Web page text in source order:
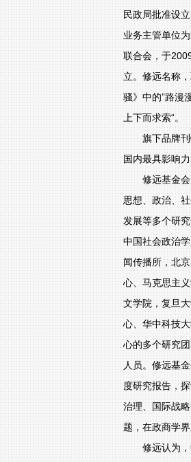
民政局批准设
业务主管单位
联合会，于
立。修远名称
骚》中的”路漫
上下而求索“。
旗下品牌刊
国内最具影响
修远基金会
思想、政治、
发展等多个研
中国社会政治
闻传播所，北
心、马克思主
文学院，复旦
心、华中科技
心的多个研究
人员。修远基
度研究报告，
治理、国际战
题，在政商学
修远认为，